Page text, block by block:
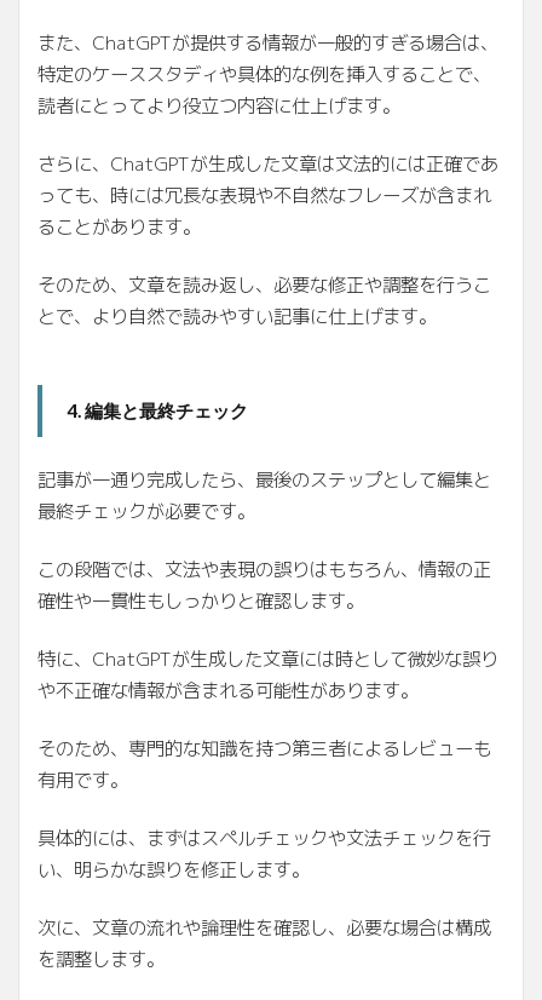
また、ChatGPTが提供する情報が一般的すぎる場合は、
特定のケーススタディや具体的な例を挿入することで、
読者にとってより役立つ内容に仕上げます。
さらに、ChatGPTが生成した文章は文法的には正確であ
っても、時には冗長な表現や不自然なフレーズが含まれ
ることがあります。
そのため、文章を読み返し、必要な修正や調整を行うこ
とで、より自然で読みやすい記事に仕上げます。
4. 編集と最終チェック
記事が一通り完成したら、最後のステップとして編集と
最終チェックが必要です。
この段階では、文法や表現の誤りはもちろん、情報の正
確性や一貫性もしっかりと確認します。
特に、ChatGPTが生成した文章には時として微妙な誤り
や不正確な情報が含まれる可能性があります。
そのため、専門的な知識を持つ第三者によるレビューも
有用です。
具体的には、まずはスペルチェックや文法チェックを行
い、明らかな誤りを修正します。
次に、文章の流れや論理性を確認し、必要な場合は構成
を調整します。